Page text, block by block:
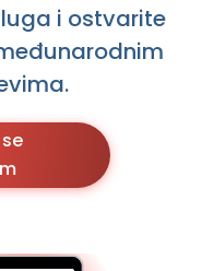
i ostvarite